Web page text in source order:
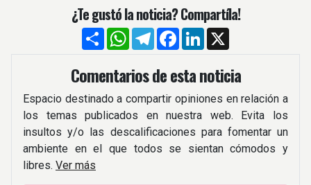
¿Te gustó la noticia? Compartíla!
CompartirWhatsApp
TelegramFacebook
LinkedIn
Comentarios de esta noticia
Espacio destinado a compartir opiniones en relación a
los temas publicados en nuestra web. Evita los
insultos y/o las descalificaciones para fomentar un
ambiente en el que todos se sientan cómodos y
libres. Ver más